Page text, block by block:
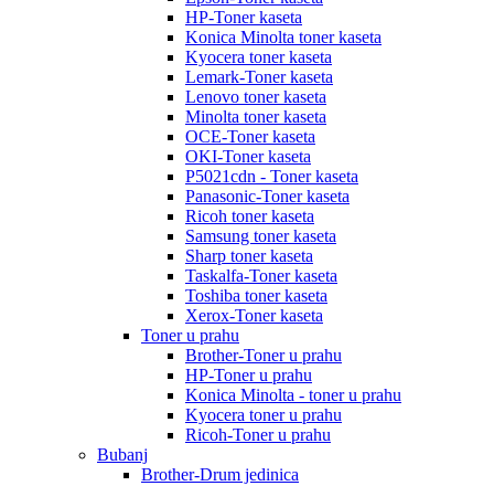
HP-Toner kaseta
Konica Minolta toner kaseta
Kyocera toner kaseta
Lemark-Toner kaseta
Lenovo toner kaseta
Minolta toner kaseta
OCE-Toner kaseta
OKI-Toner kaseta
P5021cdn - Toner kaseta
Panasonic-Toner kaseta
Ricoh toner kaseta
Samsung toner kaseta
Sharp toner kaseta
Taskalfa-Toner kaseta
Toshiba toner kaseta
Xerox-Toner kaseta
Toner u prahu
Brother-Toner u prahu
HP-Toner u prahu
Konica Minolta - toner u prahu
Kyocera toner u prahu
Ricoh-Toner u prahu
Bubanj
Brother-Drum jedinica